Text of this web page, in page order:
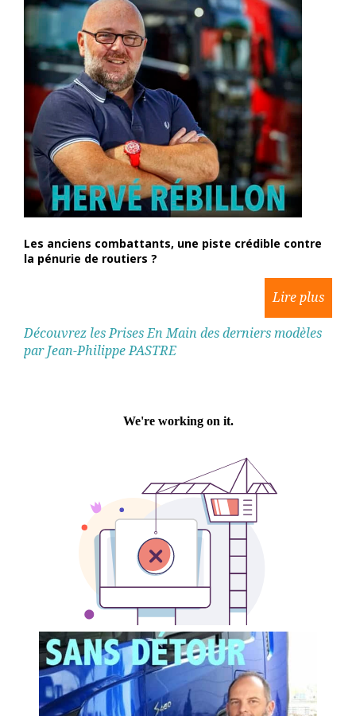
Les anciens combattants, une piste crédible contre
la pénurie de routiers ?
Découvrez les Prises En Main des derniers modèles
par Jean-Philippe PASTRE